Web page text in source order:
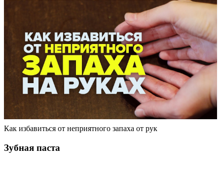
Как избавиться от неприятного запаха от рук
Зубная паста